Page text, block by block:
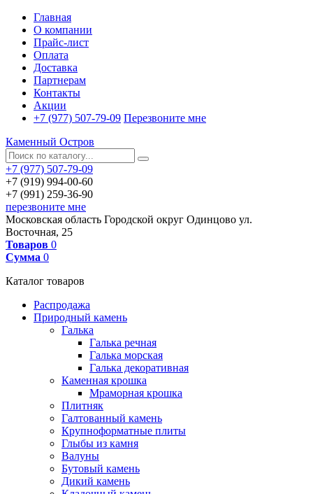
Главная
О компании
Прайс-лист
Оплата
Доставка
Партнерам
Контакты
Акции
+7 (977) 507-79-09 Перезвоните мне
Каменный Остров
+7 (977) 507-79-09
+7 (919) 994-00-60
+7 (991) 259-36-90
перезвоните мне
Московская область Городской округ Одинцово ул.
Восточная, 25
Товаров 0
Сумма 0
Каталог товаров
Распродажа
Природный камень
Галька
Галька речная
Галька морская
Галька декоративная
Каменная крошка
Мраморная крошка
Плитняк
Галтованный камень
Крупноформатные плиты
Глыбы из камня
Валуны
Бутовый камень
Дикий камень